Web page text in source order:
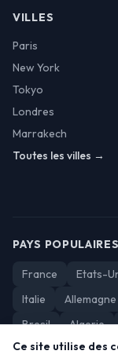
VILLES
Paris
New York
Tokyo
Londres
Marrakech
Toutes les villes →
PAYS POPULAIRES
France Etats-
Italie
Allemagne
Bresil
Algerie
Ce site utilise des